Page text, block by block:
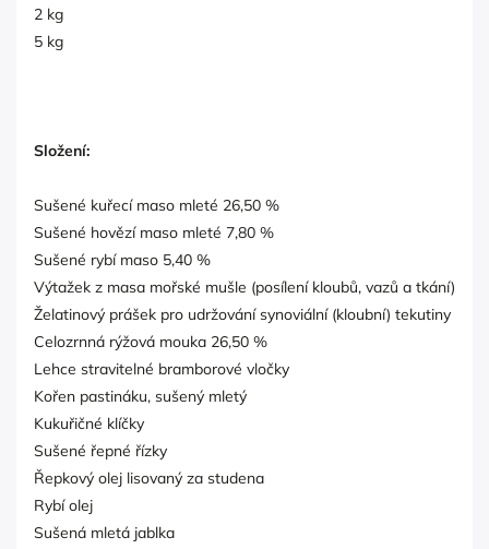
2 kg
5 kg
Složení:
Sušené kuřecí maso mleté 26,50 %
Sušené hovězí maso mleté 7,80 %
Sušené rybí maso 5,40 %
Výtažek z masa mořské mušle (posílení kloubů, vazů a tkání)
Želatinový prášek pro udržování synoviální (kloubní) tekutiny
Celozrnná rýžová mouka 26,50 %
Lehce stravitelné bramborové vločky
Kořen pastináku, sušený mletý
Kukuřičné klíčky
Sušené řepné řízky
Řepkový olej lisovaný za studena
Rybí olej
Sušená mletá jablka